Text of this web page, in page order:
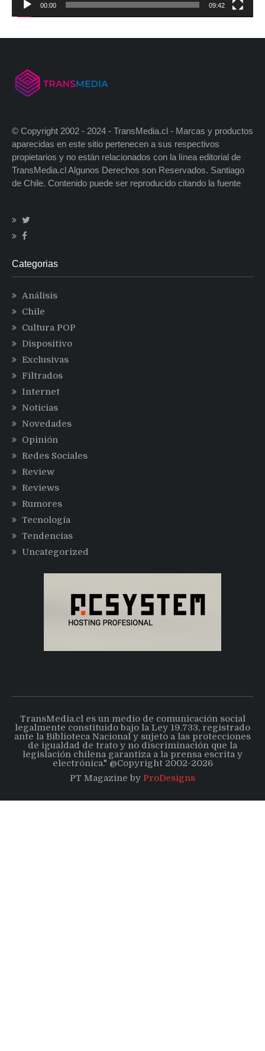
00:00 09:42
© Copyright 2002 - 2024 - TransMedia.cl - Marcas y productos
aparecidas en este sitio pertenecen a sus respectivos
propietarios y no están relacionados con la línea editorial de
TransMedia.cl Algunos Derechos son Reservados. Santiago
de Chile. Contenido puede ser reproducido citando la fuente
Categorias
Análisis
Chile
Cultura POP
Dispositivo
Exclusivas
Filtrados
Internet
Noticias
Novedades
Opinión
Redes Sociales
Review
Reviews
Rumores
Tecnología
Tendencias
Uncategorized
TransMedia.cl es un medio de comunicación social
legalmente constituido bajo la Ley 19.733, registrado
ante la Biblioteca Nacional y sujeto a las protecciones
de igualdad de trato y no discriminación que la
legislación chilena garantiza a la prensa escrita y
electrónica." @Copyright 2002-2026
PT Magazine by ProDesigns